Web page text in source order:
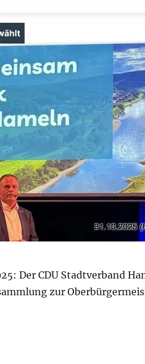
Der CDU Stadtverband
zur
Griese zum